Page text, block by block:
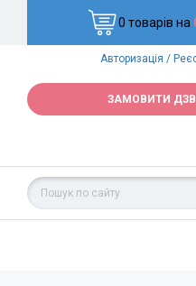
0 товарів на
Авторизація /
ЗАМОВИТИ